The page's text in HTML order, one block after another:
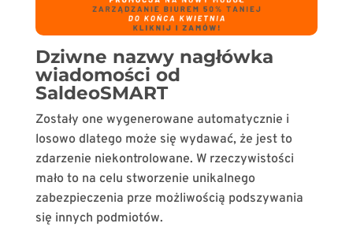
Dziwne nazwy nagłówka
wiadomości od
SaldeoSMART
Zostały one wygenerowane automatycznie i
losowo dlatego może się wydawać, że jest to
zdarzenie niekontrolowane. W rzeczywistości
mało to na celu stworzenie unikalnego
zabezpieczenia prze możliwością podszywania
się innych podmiotów.